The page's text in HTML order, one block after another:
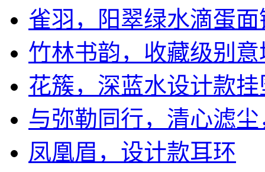
雀羽，阳翠绿水滴蛋面
竹林书韵，收藏级别意
花簇，深蓝水设计款挂
与弥勒同行，清心滤尘
凤凰眉，设计款耳环